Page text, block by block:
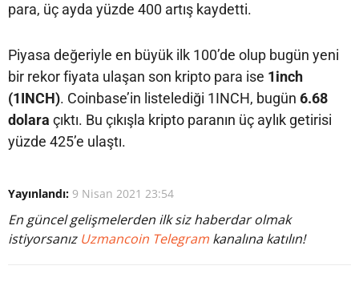
para, üç ayda yüzde 400 artış kaydetti.
Piyasa değeriyle en büyük ilk 100’de olup bugün yeni
bir rekor fiyata ulaşan son kripto para ise 1inch
(1INCH). Coinbase’in listelediği 1INCH, bugün 6.68
dolara çıktı. Bu çıkışla kripto paranın üç aylık getirisi
yüzde 425’e ulaştı.
Yayınlandı: 9 Nisan 2021 23:54
En güncel gelişmelerden ilk siz haberdar olmak
istiyorsanız Uzmancoin Telegram kanalına katılın!